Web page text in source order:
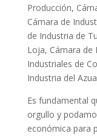
Producción,
Cámara de
de Industria de
Loja, Cámara de
Industriales de
Industria del
Es fundamental
orgullo y
económica para